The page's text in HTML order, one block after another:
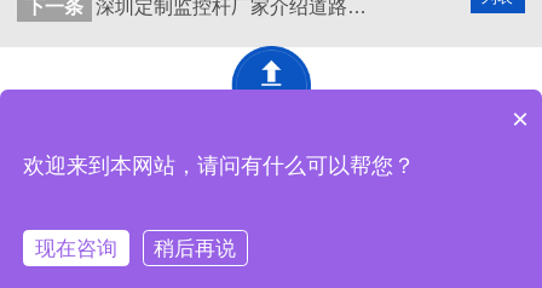
下一条
深圳定制监控杆厂家介绍道路监控立杆使用需要注意哪些事项
深圳市精致网络设备有限公司 版权所有
工厂地址：东莞市黄江镇马庙街18号黄金工业城4栋精致工业园
×
欢迎来到本网站，请问有什么可以帮您？
现在咨询 稍后再说